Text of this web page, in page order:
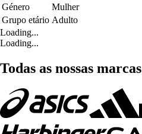
Género
Mulher
Grupo etário Adulto
Loading...
Loading...
Todas as nossas marcas